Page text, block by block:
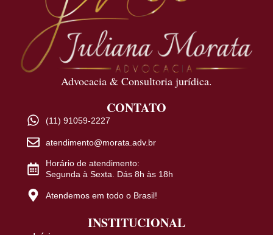
Advocacia & Consultoria jurídica.
CONTATO
(11) 91059-2227
atendimento@morata.adv.br
Horário de atendimento:
Segunda à Sexta. Dás 8h às 18h
Atendemos em todo o Brasil!
INSTITUCIONAL